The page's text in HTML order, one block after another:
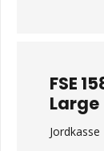
FSE
Large
Jordkasse